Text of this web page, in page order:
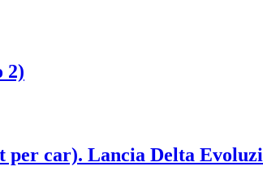
2)
car). Lancia Delta